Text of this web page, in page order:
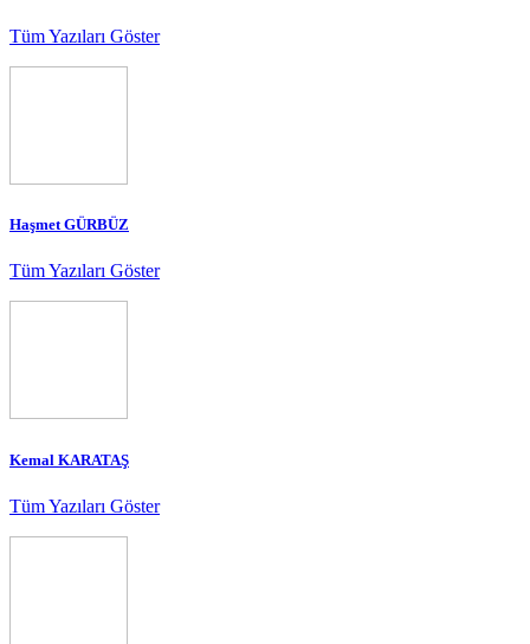
Tüm Yazıları Göster
Haşmet GÜRBÜZ
Tüm Yazıları Göster
Kemal KARATAŞ
Tüm Yazıları Göster